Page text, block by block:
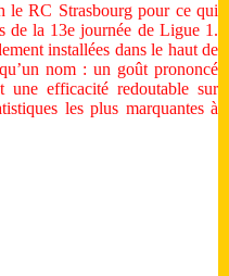
le RC Strasbourg pour ce qui
de la 13e journée de Ligue 1.
installées dans le haut de
nom : un goût prononcé
efficacité redoutable sur
les plus marquantes à